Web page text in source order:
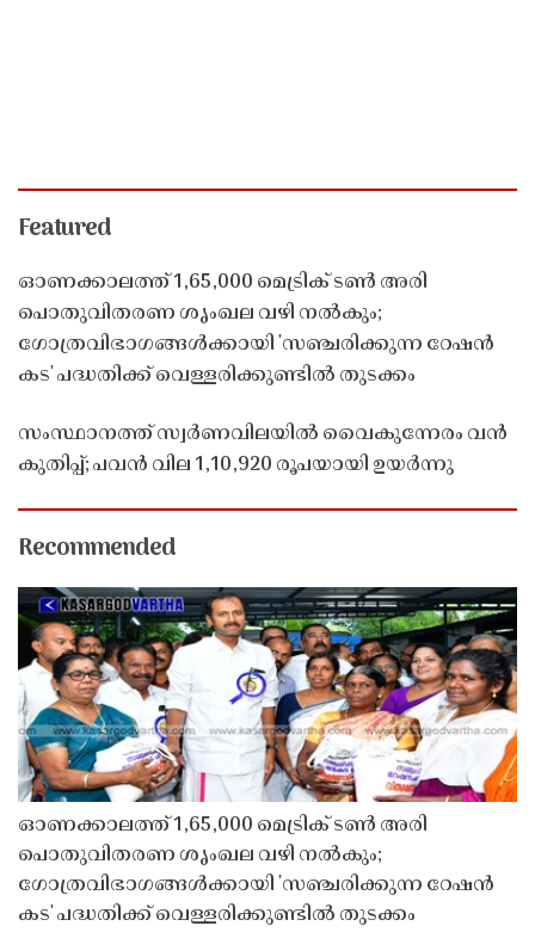
Featured
ഓണക്കാലത്ത് 1,65,000 മെട്രിക് ടൺ അരി
പൊതുവിതരണ ശൃംഖല വഴി നൽകും;
ഗോത്രവിഭാഗങ്ങൾക്കായി 'സഞ്ചരിക്കുന്ന റേഷൻ
കട' പദ്ധതിക്ക് വെള്ളരിക്കുണ്ടിൽ തുടക്കം
സംസ്ഥാനത്ത് സ്വർണവിലയിൽ വൈകുന്നേരം വൻ
കുതിപ്പ്; പവൻ വില 1,10,920 രൂപയായി ഉയർന്നു
Recommended
ഓണക്കാലത്ത് 1,65,000 മെട്രിക് ടൺ അരി
പൊതുവിതരണ ശൃംഖല വഴി നൽകും;
ഗോത്രവിഭാഗങ്ങൾക്കായി 'സഞ്ചരിക്കുന്ന റേഷൻ
കട' പദ്ധതിക്ക് വെള്ളരിക്കുണ്ടിൽ തുടക്കം